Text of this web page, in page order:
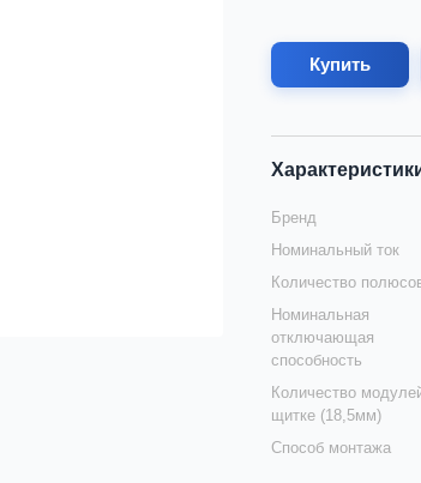
Купить
Бренд
Номинальный ток
Количество
Номинальная
отключающая
способность
Количество
щитке (18,5мм)
Способ монтажа